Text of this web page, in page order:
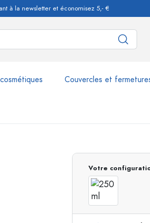
à la newsletter et économisez 5,- €
Couvercles et
Votre